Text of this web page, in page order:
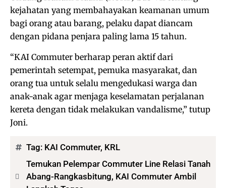
kejahatan yang membahayakan keamanan umum
bagi orang atau barang, pelaku dapat diancam
dengan pidana penjara paling lama 15 tahun.
“KAI Commuter berharap peran aktif dari
pemerintah setempat, pemuka masyarakat, dan
orang tua untuk selalu mengedukasi warga dan
anak-anak agar menjaga keselamatan perjalanan
kereta dengan tidak melakukan vandalisme,” tutup
Joni.
Tag: KAI Commuter, KRL
Temukan Pelempar Commuter Line Relasi Tanah
Abang-Rangkasbitung, KAI Commuter Ambil